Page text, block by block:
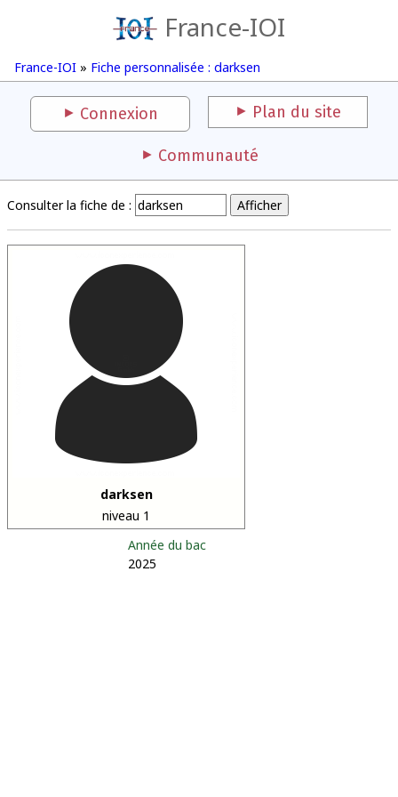
France-IOI
France-IOI » Fiche personnalisée : darksen
Connexion Plan du site
Communauté
Consulter la fiche de :
darksen
niveau 1
Année du bac
2025